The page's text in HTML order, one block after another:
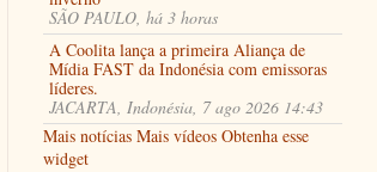
SÃO PAULO, há 3 horas
A Coolita lança a primeira Aliança de
Mídia FAST da Indonésia com emissoras
líderes.
JACARTA, Indonésia, 7 ago 2026 14:43
Mais notícias Mais vídeos Obtenha esse
widget